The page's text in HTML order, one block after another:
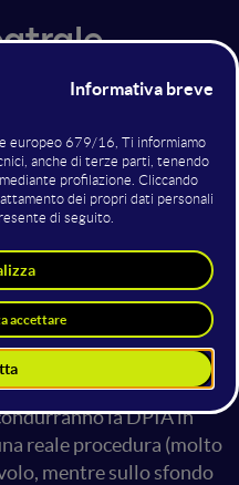
AI e
da un'idea di Monica
presentato in forma
un’esperienza
Lo scopo
le differenze
d’Impatto
che possono
dell'individuo, ai
e quella dell'art. 27
la DPIA in
reale procedura (molto
mentre sullo sfondo